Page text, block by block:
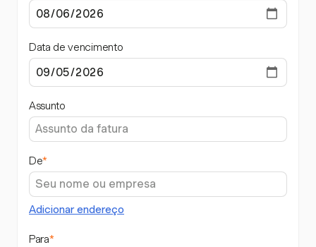
Data de vencimento
Assunto
De*
Adicionar endereço
Para*